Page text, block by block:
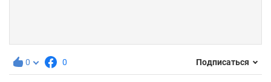
0 0 Подписаться